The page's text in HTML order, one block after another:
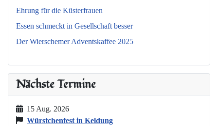
Ehrung für die Küsterfrauen
Essen schmeckt in Gesellschaft besser
Der Wierschemer Adventskaffee 2025
Nächste Termine
15 Aug. 2026
Würstchenfest in Keldung